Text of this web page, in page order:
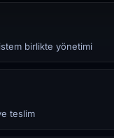
birlikte yönetimi
teslim